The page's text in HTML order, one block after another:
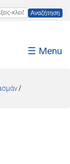
λέξεις-κλειδιά
☰ Menu